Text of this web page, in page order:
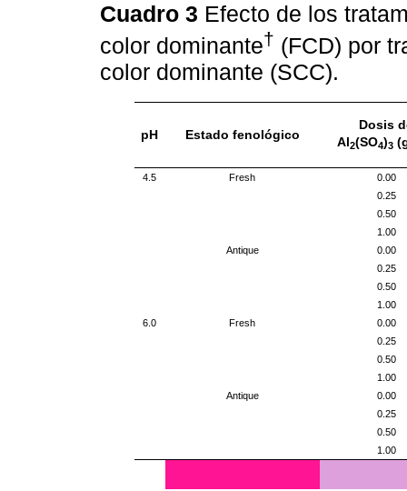
Cuadro 3 Efecto de los
color dominante† (FCD) por
color dominante (SCC).
pH Estado fenológico
Dosis
Al2(SO4)3
4.5 Fresh
0.00
0.25
0.50
1.00
Antique
0.00
0.25
0.50
1.00
6.0
Fresh
0.00
0.25
0.50
1.00
Antique
0.00
0.25
0.50
1.00